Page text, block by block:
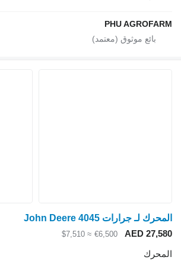
PHU AGROFARM
المحرك لـ جرارات John Deere 4045
AED 27,580
€6,500
≈ $7,510
المحرك